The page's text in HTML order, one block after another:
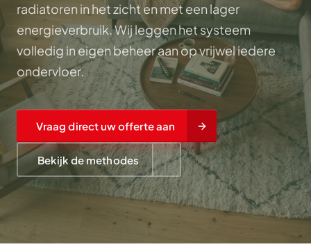
radiatoren in het zicht en met een lager
energieverbruik. Wij leggen het systeem
volledig in eigen beheer aan op vrijwel iedere
ondervloer.
Vraag direct uw offerte aan
Bekijk de methodes